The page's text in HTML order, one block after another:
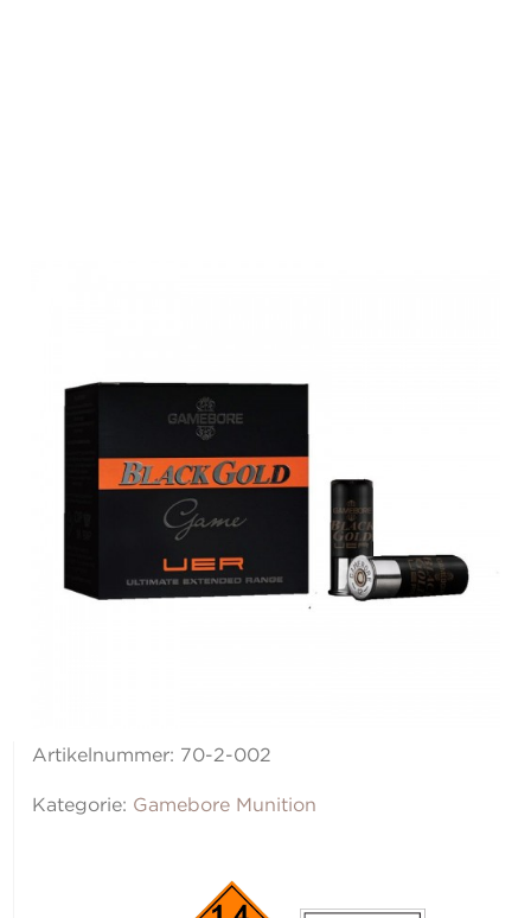
Artikelnummer: 70-2-002
Kategorie: Gamebore Munition